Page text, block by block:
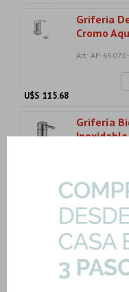
Griferia
Cromo
Art: AP-
U$S 115.68
Grifería
Inoxidable
87.50
Bidet
Viseu
Art: BM-BIDET-